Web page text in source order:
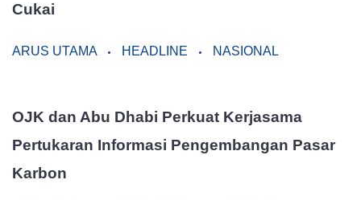
Cukai
ARUS UTAMA HEADLINE NASIONAL
OJK dan Abu Dhabi Perkuat Kerjasama
Pertukaran Informasi Pengembangan Pasar
Karbon